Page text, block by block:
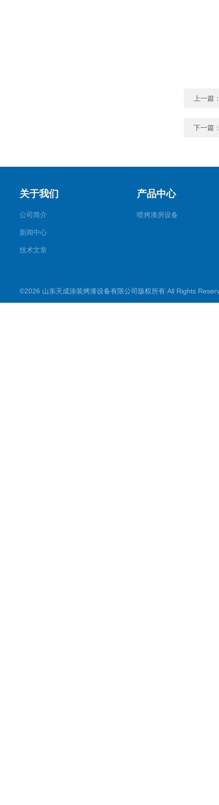
上一篇
下一篇
关于我们
公司简介
新闻中心
技术文章
产品中心
喷烤漆房设备
©2026 山东天成涂装烤漆设备有限公司版权所有 All Rights